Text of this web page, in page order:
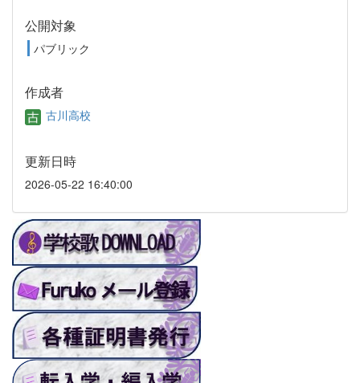
公開対象
パブリック
作成者
古川高校
更新日時
2026-05-22 16:40:00